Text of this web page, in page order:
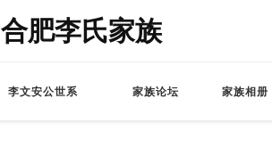
合肥李氏家族
李文安公世系 家族论坛 家族相册